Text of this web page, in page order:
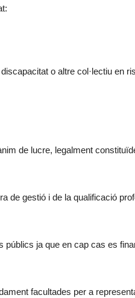
o altre col·lectiu en
de lucre, legalment
de gestió i de la qualificació
ja que en cap cas es
facultades per a